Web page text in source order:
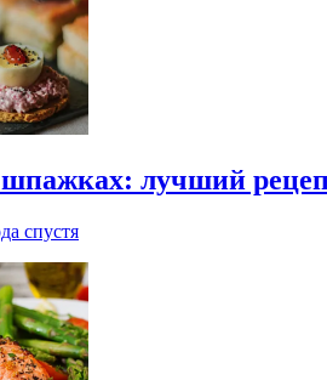
лучший
спустя